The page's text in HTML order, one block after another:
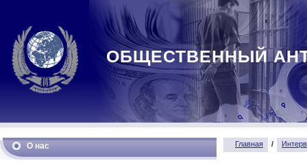
ОБЩЕСТВЕННЫЙ
О нас Главная /